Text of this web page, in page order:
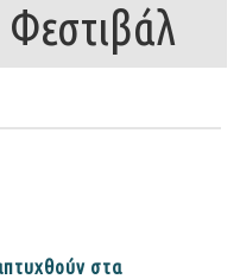
στα